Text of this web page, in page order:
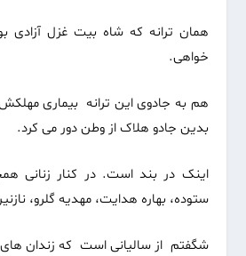
همان ترانه که شاه بیت غزل آزادی
خواهی.
هم به جادوی این ترانه بیماری
بدین جادو هلاک از وطن دور می کرد.
اینک در بند است. در کنار زنانی
ستوده، بهاره هدایت، مهدیه گلرو،
شگفتم از سالیانی است که زندان های